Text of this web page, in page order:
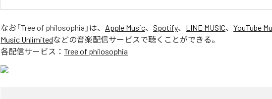
なお「Tree of philosophia 」は、 Apple Music、 Spotify、 LINE MUSIC、 YouTube
Music Unlimitedなどの音楽配信サービスで聴くことができる。
各配信サービス： Tree of philosophia